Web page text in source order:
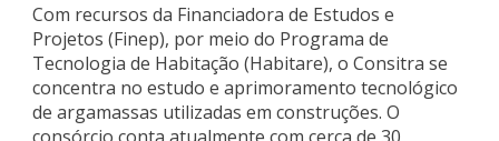
Com recursos da Financiadora de Estudos e
Projetos (Finep), por meio do Programa de
Tecnologia de Habitação (Habitare), o Consitra se
concentra no estudo e aprimoramento tecnológico
de argamassas utilizadas em construções. O